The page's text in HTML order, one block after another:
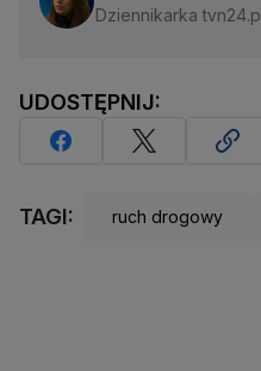
Dziennikarka
UDOSTĘPNIJ:
TAGI: ruch drogowy